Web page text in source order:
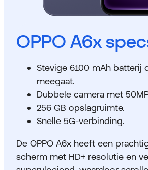
OPPO A6x
Stevige 6100 mAh batterij
meegaat.
Dubbele camera met
256 GB opslagruimte.
Snelle 5G-verbinding.
De OPPO A6x heeft een
scherm met HD+ resolutie en